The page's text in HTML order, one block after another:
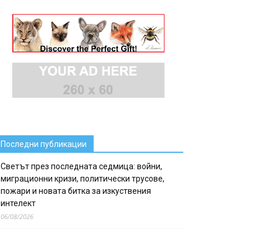
Последни публикации
Светът през последната седмица: войни,
миграционни кризи, политически трусове,
пожари и новата битка за изкуствения
интелект
06/08/2026